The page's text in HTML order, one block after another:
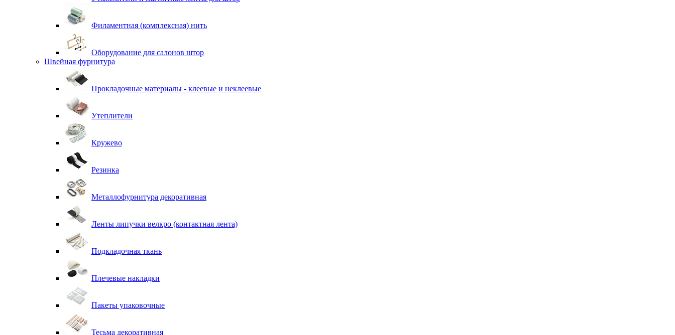
Филаментная (комплексная) нить
Оборудование для салонов штор
Швейная фурнитура
Прокладочные материалы - клеевые и неклеевые
Утеплители
Кружево
Резинка
Металлофурнитура декоративная
Ленты липучки велкро (контактная лента)
Подкладочная ткань
Плечевые накладки
Пакеты упаковочные
Тесьма декоративная